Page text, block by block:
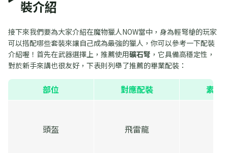
裝介紹
接下來我們要為大家介紹在魔物獵人NOW當中，身為輕弩槍的玩家
可以搭配哪些套裝來讓自己成為最強的獵人，你可以參考一下配裝
介紹喔！首先在武器選擇上，推薦使用礦石弩 ，它具備高穩定性，
對於新手來講也很友好，下表則列舉了推薦的畢業配裝：
部位 對應配裝 素材
頭盔 飛雷龍